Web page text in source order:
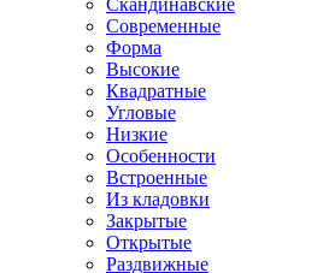
Скандинавские
Современные
Форма
Высокие
Квадратные
Угловые
Низкие
Особенности
Встроенные
Из кладовки
Закрытые
Открытые
Раздвижные